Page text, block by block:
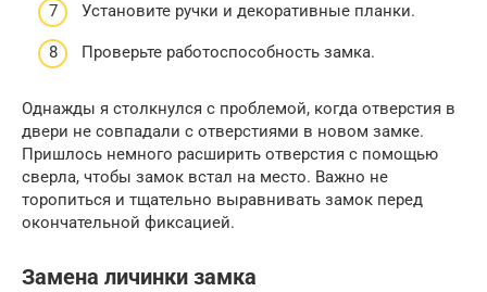
Установите ручки и декоративные планки.
Проверьте работоспособность замка.
Однажды я столкнулся с проблемой, когда отверстия в
двери не совпадали с отверстиями в новом замке.
Пришлось немного расширить отверстия с помощью
сверла, чтобы замок встал на место. Важно не
торопиться и тщательно выравнивать замок перед
окончательной фиксацией.
Замена личинки замка